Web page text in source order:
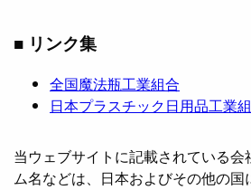
■ リンク集
全国魔法瓶工業組合
日本プラスチック日用品工業
当ウェブサイトに記載されている
ム名などは、日本およびその他の